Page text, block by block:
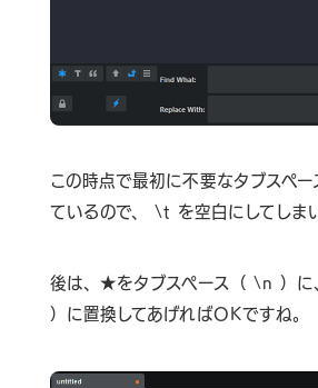
この時点で最初に不要なタブスペー
ているので、 \t を空白にしてしま
後は、★をタブスペース（ \n ）
）に置換してあげればOKですね。